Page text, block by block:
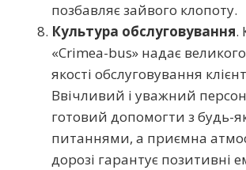
позбавляє зайвого клопоту.
Культура обслуговування.
«Crimea-bus» надає
якості обслуговування
Ввічливий і уважний
готовий допомогти з будь-
питаннями, а приємна
дорозі гарантує позитивні